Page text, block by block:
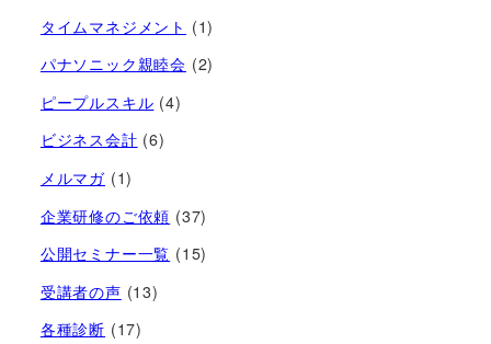
タイムマネジメント (1)
パナソニック親睦会 (2)
ピープルスキル (4)
ビジネス会計 (6)
メルマガ (1)
企業研修のご依頼 (37)
公開セミナー一覧 (15)
受講者の声 (13)
各種診断 (17)